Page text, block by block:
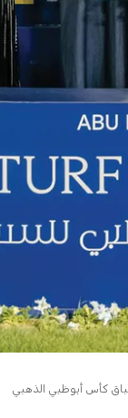
كأس أبوظبي الذهبي